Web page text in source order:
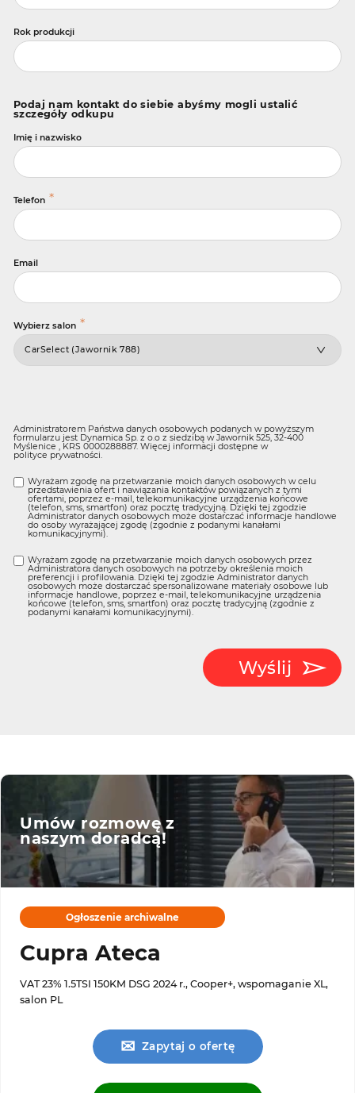
Rok produkcji
Podaj nam kontakt do siebie abyśmy mogli ustalić
szczegóły odkupu
Imię i nazwisko
Telefon *
Email
Wybierz salon *
Administratorem Państwa danych osobowych podanych w powyższym
formularzu jest Dynamica Sp. z o.o z siedzibą w Jawornik 525, 32-400
Myślenice , KRS 0000288887. Więcej informacji dostępne w
polityce prywatności.
Wyrażam zgodę na przetwarzanie moich danych osobowych w celu
przedstawienia ofert i nawiązania kontaktów powiązanych z tymi
ofertami, poprzez e-mail, telekomunikacyjne urządzenia końcowe
(telefon, sms, smartfon) oraz pocztę tradycyjną. Dzięki tej zgodzie
Administrator danych osobowych może dostarczać informacje handlowe
do osoby wyrażającej zgodę (zgodnie z podanymi kanałami
komunikacyjnymi).
Wyrażam zgodę na przetwarzanie moich danych osobowych przez
Administratora danych osobowych na potrzeby określenia moich
preferencji i profilowania. Dzięki tej zgodzie Administrator danych
osobowych może dostarczać spersonalizowane materiały osobowe lub
informacje handlowe, poprzez e-mail, telekomunikacyjne urządzenia
końcowe (telefon, sms, smartfon) oraz pocztę tradycyjną (zgodnie z
podanymi kanałami komunikacyjnymi).
Wyślij
Umów rozmowę z
naszym doradcą!
Ogłoszenie archiwalne
Cupra Ateca
VAT 23% 1.5TSI 150KM DSG 2024 r., Cooper+, wspomaganie XL,
salon PL
✉ Zapytaj o ofertę